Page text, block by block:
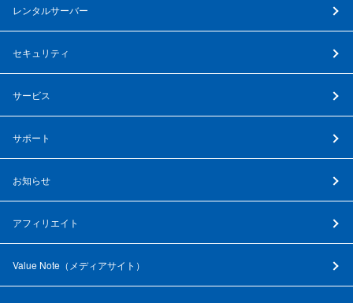
レンタルサーバー
セキュリティ
サービス
サポート
お知らせ
アフィリエイト
Value Note（ メディアサイト ）